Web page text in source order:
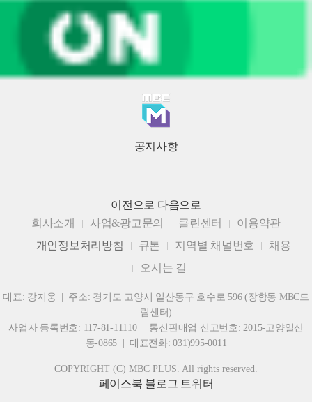
공지사항
이전으로 다음으로
회사소개
사업&광고문의 클린센터
이용약관
개인정보처리방침
큐톤 지역별 채널번호
채용
오시는 길
대표: 강지웅 | 주소: 경기도 고양시 일산동구 호수로 596 (장항동 MBC드
림센터)
사업자 등록번호: 117-81-11110 | 통신판매업 신고번호: 2015-고양일산
동-0865 | 대표전화: 031)995-0011
COPYRIGHT (C) MBC PLUS. All rights reserved.
페이스북 블로그 트위터